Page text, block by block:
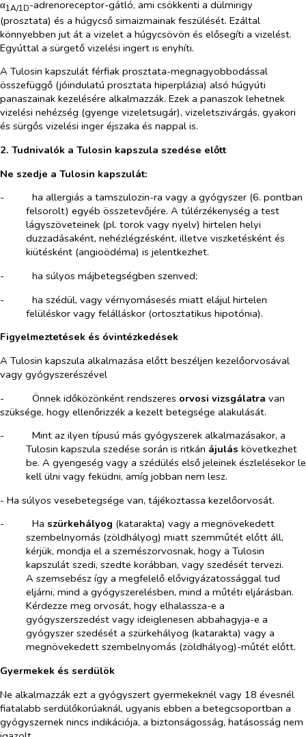
α1A/1D-adrenoreceptor-gátló, ami csökkenti a dülmirigy
(prosztata) és a húgycső simaizmainak feszülését. Ezáltal
könnyebben jut át a vizelet a húgycsövön és elősegíti a vizelést.
Egyúttal a sürgető vizelési ingert is enyhíti.
A Tulosin kapszulát férfiak prosztata-megnagyobbodással
összefüggő (jóindulatú prosztata hiperplázia) alsó húgyúti
panaszainak kezelésére alkalmazzák. Ezek a panaszok lehetnek
vizelési nehézség (gyenge vizeletsugár), vizeletszivárgás, gyakori
és sürgős vizelési inger éjszaka és nappal is.
2. Tudnivalók a Tulosin kapszula szedése előtt
Ne szedje a Tulosin kapszulát:
-​
ha allergiás a tamszulozin-ra vagy a gyógyszer (6. pontban
felsorolt) egyéb összetevőjére. A túlérzékenység a test
lágyszöveteinek (pl. torok vagy nyelv) hirtelen helyi
duzzadásaként, nehézlégzésként, illetve viszketésként és
kiütésként (angioödéma) is jelentkezhet.
-​
ha súlyos májbetegségben szenved;
-​
ha szédül, vagy vérnyomásesés miatt elájul hirtelen
felüléskor vagy felálláskor (ortosztatikus hipotónia).
Figyelmeztetések és óvintézkedések
A Tulosin kapszula alkalmazása előtt beszéljen kezelőorvosával
vagy gyógyszerészével
-​
Önnek időközönként rendszeres orvosi vizsgálatra van
szüksége, hogy ellenőrizzék a kezelt betegsége alakulását.
-​
Mint az ilyen típusú más gyógyszerek alkalmazásakor, a
Tulosin kapszula szedése során is ritkán ájulás következhet
be. A gyengeség vagy a szédülés első jeleinek észlelésekor le
kell ülni vagy feküdni, amíg jobban nem lesz.
- Ha súlyos vesebetegsége van, tájékoztassa kezelőorvosát.
-​
Ha szürkehályog (katarakta) vagy a megnövekedett
szembelnyomás (zöldhályog) miatt szemműtét előtt áll,
kérjük, mondja el a szemészorvosnak, hogy a Tulosin
kapszulát szedi, szedte korábban, vagy szedését tervezi.
A szemsebész így a megfelelő elővigyázatossággal tud
eljárni, mind a gyógyszerelésben, mind a műtéti eljárásban.
Kérdezze meg orvosát, hogy elhalassza-e a
gyógyszerszedést vagy ideiglenesen abbahagyja-e a
gyógyszer szedését a szürkehályog (katarakta) vagy a
megnövekedett szembelnyomás (zöldhályog)-műtét előtt.
Gyermekek és serdülök
Ne alkalmazzák ezt a gyógyszert gyermekeknél vagy 18 évesnél
fiatalabb serdülőkorúaknál, ugyanis ebben a betegcsoportban a
gyógyszernek nincs indikációja, a biztonságosság, hatásosság nem